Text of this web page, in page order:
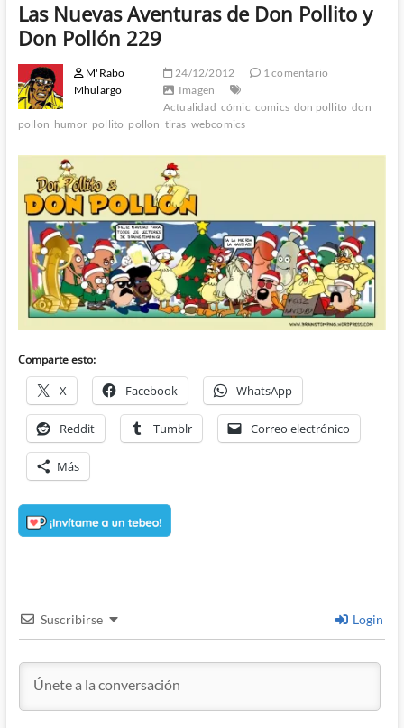
Las Nuevas Aventuras de Don Pollito y
Don Pollón 229
M'Rabo
Mhulargo
24/12/2012
1 comentario
Imagen
Actualidad cómic comics don pollito don
pollon humor pollito pollon tiras webcomics
Comparte esto:
X Facebook WhatsApp
Reddit Tumblr Correo electrónico
Más
Suscribirse Login